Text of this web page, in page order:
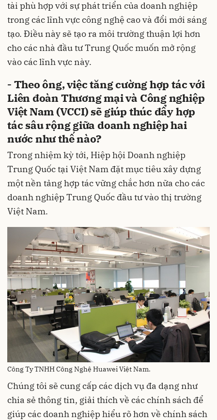
tài phù hợp với sự phát triển của doanh nghiệp
trong các lĩnh vực công nghệ cao và đổi mới sáng
tạo. Điều này sẽ tạo ra môi trường thuận lợi hơn
cho các nhà đầu tư Trung Quốc muốn mở rộng
vào các lĩnh vực này.
- Theo ông, việc tăng cường hợp tác với
Liên đoàn Thương mại và Công nghiệp
Việt Nam (VCCI) sẽ giúp thúc đẩy hợp
tác sâu rộng giữa doanh nghiệp hai
nước như thế nào?
Trong nhiệm kỳ tới, Hiệp hội Doanh nghiệp
Trung Quốc tại Việt Nam đặt mục tiêu xây dựng
một nền tảng hợp tác vững chắc hơn nữa cho các
doanh nghiệp Trung Quốc đầu tư vào thị trường
Việt Nam.
Công Ty TNHH Công Nghệ Huawei Việt Nam.
Chúng tôi sẽ cung cấp các dịch vụ đa dạng như
chia sẻ thông tin, giải thích về các chính sách để
giúp các doanh nghiệp hiểu rõ hơn về chính sách